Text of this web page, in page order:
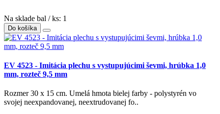
Na sklade bal / ks: 1
Do košíka
EV 4523 - Imitácia plechu s vystupujúcimi ševmi, hrúbka 1,0
mm, rozteč 9,5 mm
Rozmer 30 x 15 cm. Umelá hmota bielej farby - polystyrén vo
svojej neexpandovanej, neextrudovanej fo..